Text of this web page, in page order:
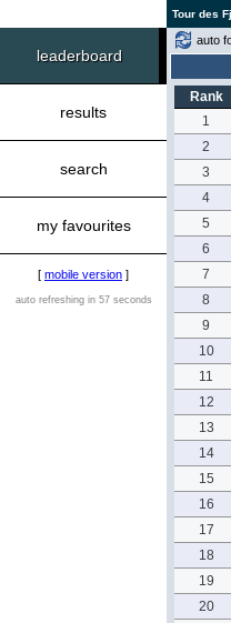
Tour des
leaderboard
results
search
my favourites
[ mobile version ]
auto refreshing in 57 seconds
auto
Rank
1
2
3
4
5
6
7
8
9
10
11
12
13
14
15
16
17
18
19
20